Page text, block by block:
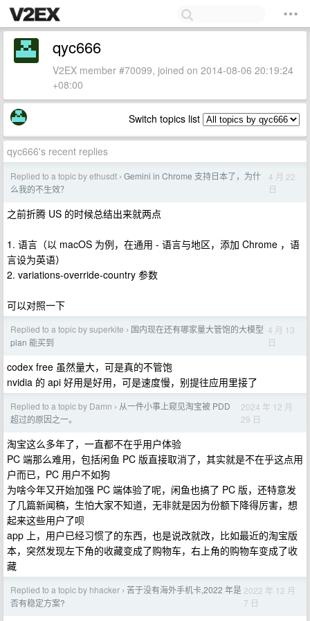
qyc666
V2EX member #70099, joined on 2014-08-06 20:19:24
+08:00
Switch topics list
qyc666's recent replies
Replied to a topic by ethusdt › Gemini in Chrome 支持日本了，为什
么我的不生效？
4 月 22
日
之前折腾 US 的时候总结出来就两点
1. 语言（以 macOS 为例，在通用 - 语言与地区，添加 Chrome ，语
言设为英语）
2. variations-override-country 参数
可以对照一下
Replied to a topic by superkite › 国内现在还有哪家量大管饱的大模型
plan 能买到
4 月 13
日
codex free 虽然量大，可是真的不管饱
nvidia 的 api 好用是好用，可是速度慢，别提往应用里接了
Replied to a topic by Damn › 从一件小事上窥见淘宝被 PDD
超过的原因之一。
2024 年 12 月
29 日
淘宝这么多年了，一直都不在乎用户体验
PC 端那么难用，包括闲鱼 PC 版直接取消了，其实就是不在乎这点用
户而已，PC 用户不如狗
为啥今年又开始加强 PC 端体验了呢，闲鱼也搞了 PC 版，还特意发
了几篇新闻稿，生怕大家不知道，无非就是因为份额下降得厉害，想
起来这些用户了呗
app 上，用户已经习惯了的东西，也是说改就改，比如最近的淘宝版
本，突然发现左下角的收藏变成了购物车，右上角的购物车变成了收
藏
Replied to a topic by hhacker › 苦于没有海外手机卡,2022 年是
否有稳定方案?
2022 年 12 月
7 日